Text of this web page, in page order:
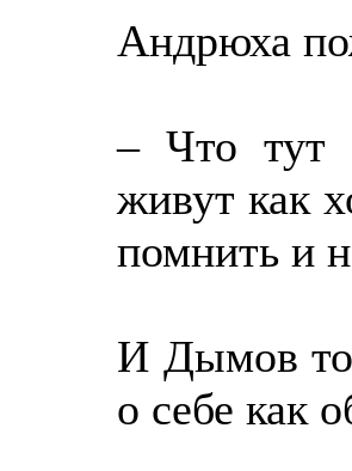
Андрюха
– Что тут
живут как
помнить и
И Дымов
о себе как